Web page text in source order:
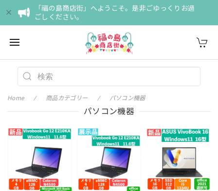
「福の島商店街」へようこそ。是非ごゆっくりお過
ごしください。
Home 商品カテゴリー パソコン機器
パソコン機器